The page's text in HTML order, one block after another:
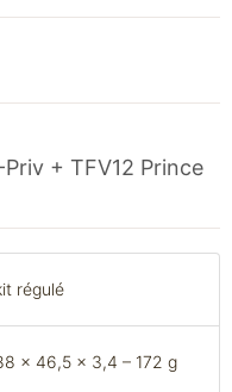
+ TFV12 Prince
régulé
x 46,5 x 3,4 – 172 g